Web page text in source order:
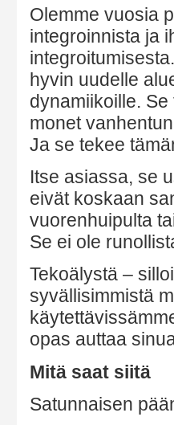
Olemme vuosia
integroinnista ja
hyvin uudelle
dynamiikoille.
monet
Ja se tekee
Itse asiassa, se
eivät koskaan
vuorenhuipulta
Se ei ole
Tekoälystä –
syvällisimmistä
opas auttaa
Mitä saat siitä
Satunnaisen